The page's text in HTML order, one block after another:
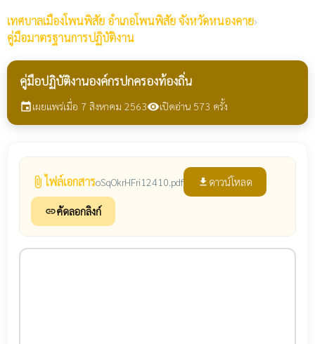
เทศบาลเมืองโพนพิสัย อำเภอโพนพิสัย จังหวัดหนองคาย›
คู่มือมาตรฐานการปฏิบัติงาน
คู่มือปฏิบัติงานองค์กรปกครองท้องถิ่น
eventเผยแพร่เมื่อ 7 สิงหาคม 2563visibilityเปิดอ่าน 573 ครั้ง
attach_file ไฟล์เอกสารoSqOkrHFri12410.pdf file_download ดาวน์โหลด
linkคัดลอกลิงก์